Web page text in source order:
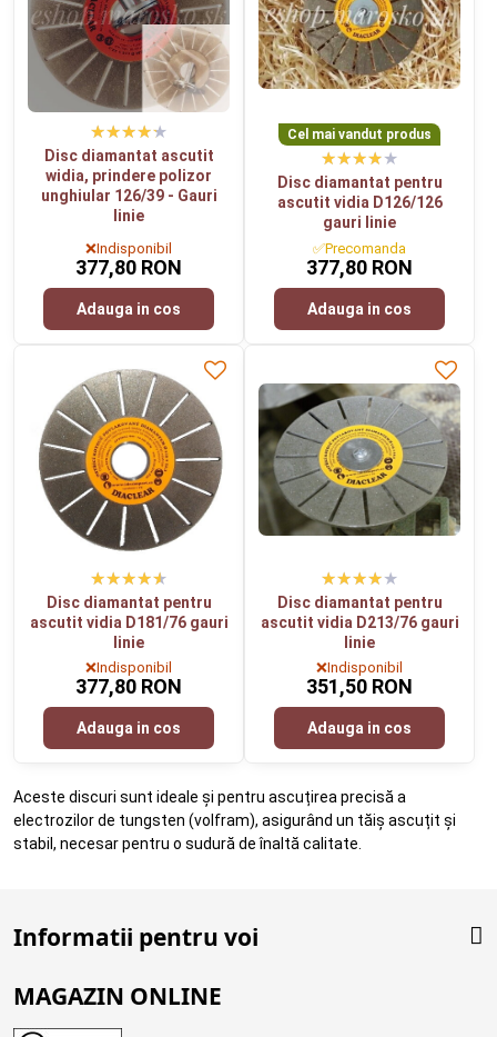
Disc diamantat ascutit
widia, prindere polizor
unghiular 126/39 - Gauri
linie
❌Indisponibil
377,80 RON
Adauga in cos
Cel mai vandut produs
Disc diamantat pentru
ascutit vidia D126/126
gauri linie
✅Precomanda
377,80 RON
Adauga in cos
Disc diamantat pentru
ascutit vidia D181/76 gauri
linie
❌Indisponibil
377,80 RON
Adauga in cos
Disc diamantat pentru
ascutit vidia D213/76 gauri
linie
❌Indisponibil
351,50 RON
Adauga in cos
Aceste discuri sunt ideale și pentru ascuțirea precisă a
electrozilor de tungsten (volfram), asigurând un tăiș ascuțit și
stabil, necesar pentru o sudură de înaltă calitate.
Informatii pentru voi
MAGAZIN ONLINE